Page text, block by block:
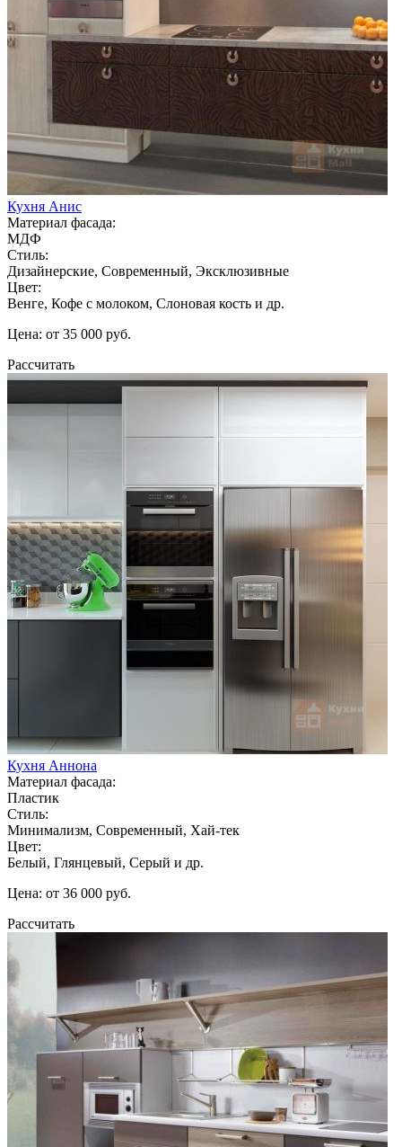
Кухня Анис
Материал фасада:
МДФ
Стиль:
Дизайнерские, Современный, Эксклюзивные
Цвет:
Венге, Кофе с молоком, Слоновая кость и др.
Цена: от 35 000 руб.
Рассчитать
Кухня Аннона
Материал фасада:
Пластик
Стиль:
Минимализм, Современный, Хай-тек
Цвет:
Белый, Глянцевый, Серый и др.
Цена: от 36 000 руб.
Рассчитать